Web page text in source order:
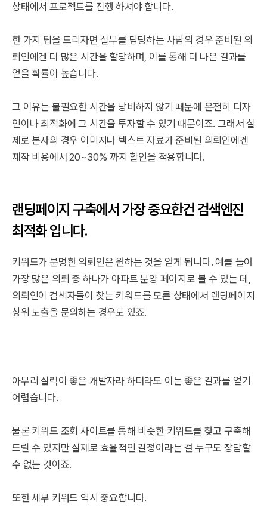
상태에서 프로젝트를 진행 하셔야 합니다.
한 가지 팁을 드리자면 실무를 담당하는 사람의 경우 준비된 의
뢰인에겐 더 많은 시간을 할당하며, 이를 통해 더 나은 결과를
얻을 확률이 높습니다.
그 이유는 불필요한 시간을 낭비하지 않기 때문에 온전히 디자
인이나 최적화에 그 시간을 투자할 수 있기 때문이죠. 그래서 실
제로 본사의 경우 이미지나 텍스트 자료가 준비된 의뢰인에겐
제작 비용에서 20~30% 까지 할인을 적용합니다.
랜딩페이지 구축에서 가장 중요한건 검색엔진
최적화 입니다.
키워드가 분명한 의뢰인은 원하는 것을 얻게 됩니다. 예를 들어
가장 많은 의뢰 중 하나가 아파트 분양 페이지로 볼 수 있는 데,
의뢰인이 검색자들이 찾는 키워드를 모른 상태에서 랜딩페이지
상위 노출을 문의하는 경우도 있죠.
아무리 실력이 좋은 개발자라 하더라도 이는 좋은 결과를 얻기
어렵습니다.
물론 키워드 조회 사이트를 통해 비슷한 키워드를 찾고 구축해
드릴 수 있지만 실제로 효율적인 결정이라는 걸 누구도 장담할
수 없는 것이죠.
또한 세부 키워드 역시 중요합니다.